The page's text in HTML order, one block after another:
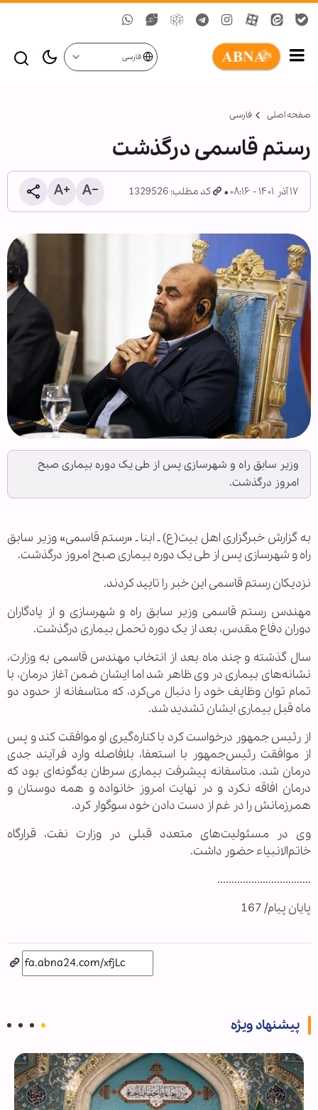
فارسی
صفحه اصلی فارسی
رستم قاسمی درگذشت
۱۷ آذر ۱۴۰۱ - ۰۸:۱۶ کد مطلب: 1329526
وزیر سابق راه و شهرسازی پس از طی یک دوره بیماری صبح
امروز درگذشت.
به گزارش خبرگزاری اهل بیت(ع) ـ ابنا ـ «رستم قاسمی» وزیر سابق
راه و شهرسازی پس از طی یک دوره بیماری صبح امروز درگذشت.
نزدیکان رستم قاسمی این خبر را تایید کردند.
مهندس رستم قاسمی وزیر سابق راه و شهرسازی و از یادگاران
دوران دفاع مقدس، بعد از یک دوره تحمل بیماری درگذشت.
سال گذشته و چند ماه بعد از انتخاب مهندس قاسمی به وزارت،
نشانه‌های بیماری در وی ظاهر شد اما ایشان ضمن آغاز درمان، با
تمام توان وظایف خود را دنبال می‌کرد، که متاسفانه از حدود دو
ماه قبل بیماری ایشان تشدید شد.
از رئیس جمهور درخواست کرد با کناره‌گیری او موافقت کند و پس
از موافقت رئیس‌جمهور با استعفا، بلافاصله وارد فرآیند جدی
درمان شد. متاسفانه پیشرفت بیماری سرطان به‌گونه‌ای بود که
درمان افاقه نکرد و در نهایت امروز خانواده و همه دوستان و
همرزمانش را در غم از دست دادن خود سوگوار کرد.
وی در مسئولیت‌های متعدد قبلی در وزارت نفت، قرارگاه
خاتم‌الانبیاء حضور داشت.
.................................
پایان پیام/ 167
پیشنهاد ویژه